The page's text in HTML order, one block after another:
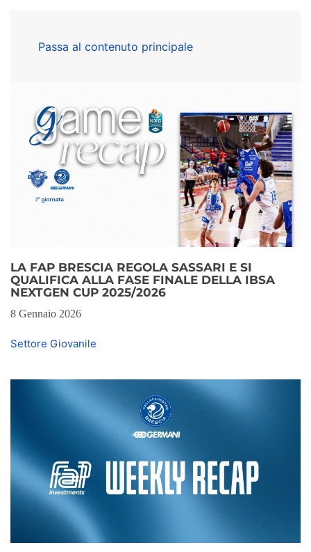
Passa al contenuto principale
LA FAP BRESCIA REGOLA SASSARI E SI
QUALIFICA ALLA FASE FINALE DELLA IBSA
NEXTGEN CUP 2025/2026
8 Gennaio 2026
Settore Giovanile